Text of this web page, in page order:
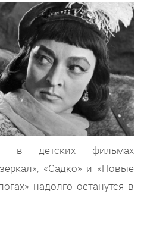
в детских фильмах
«Садко» и «Новые
надолго останутся в